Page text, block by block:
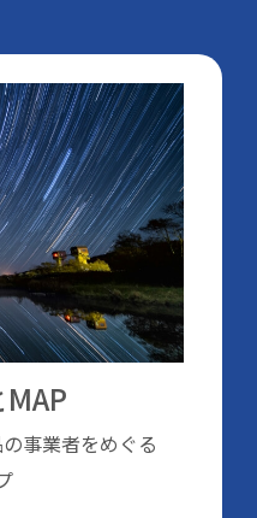
事業者をめぐる